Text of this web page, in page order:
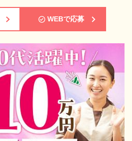
WEBで応募